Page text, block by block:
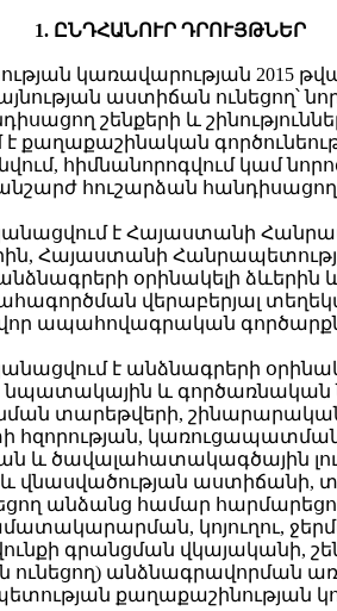
1. ԸՆԴՀԱՆՈՒՐ ԴՐՈՒՅԹՆԵՐ
կառավարության 2015
աստիճան ունեցող՝
շենքերի և
քաղաքաշինական
հիմնանորոգվում կամ
հուշարձան հանդիսացող
է Հայաստանի
Հայաստանի
օրինակելի ձևերին
վերաբերյալ
ապահովագրական
է անձնագրերի
նպատակային և
տարեթվերի,
կառուցապատման
և ծավալահատակագծային
և վնասվածության
անձանց համար
կոյուղու,
գրանցման վկայականի,
ունեցող)
քաղաքաշինության